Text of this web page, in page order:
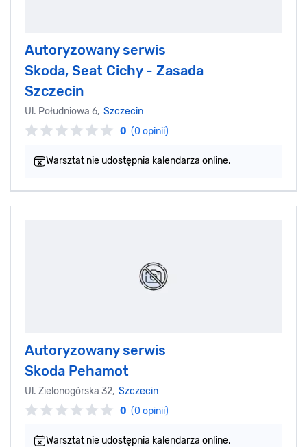
Autoryzowany serwis
Skoda, Seat Cichy - Zasada
Szczecin
Ul. Południowa 6, Szczecin
0 (0 opinii)
Warsztat nie udostępnia kalendarza online.
Autoryzowany serwis
Skoda Pehamot
Ul. Zielonogórska 32, Szczecin
0 (0 opinii)
Warsztat nie udostępnia kalendarza online.